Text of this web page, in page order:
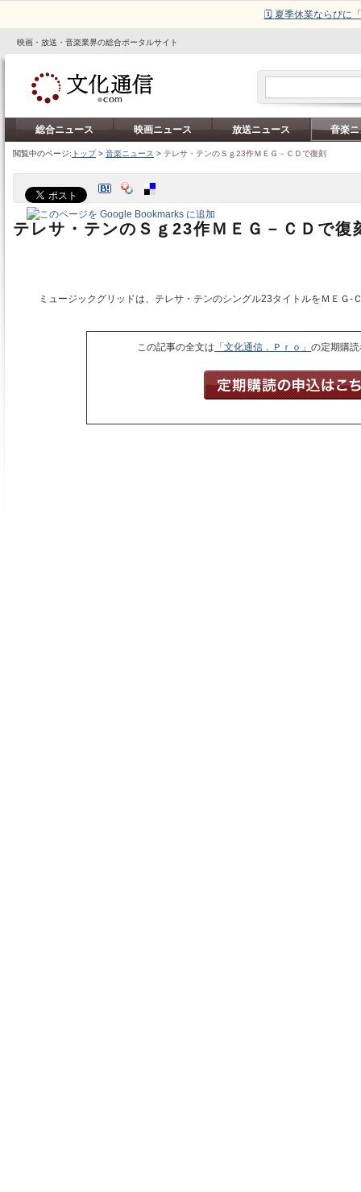
🗓️ 夏季休業ならびに
映画・放送・音楽業界の総合ポータルサイト
総合ニュース 映画ニュース 放送ニュース 音楽
閲覧中のページ: トップ> 音楽ニュース > テレサ・テンのＳｇ23作ＭＥＧ－ＣＤで復刻
テレサ・テンのＳｇ23作ＭＥＧ－ＣＤで復
ミュージックグリッドは、テレサ・テンのシングル23タイトルをＭＥＧ
この記事の全文は 「文化通信．Ｐｒｏ」の定期購